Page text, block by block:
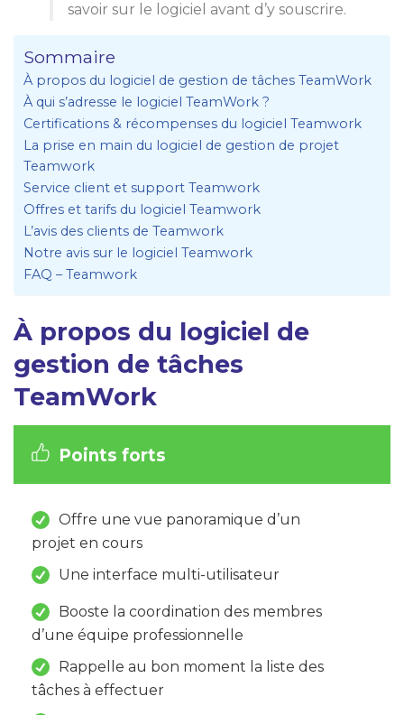
savoir sur le logiciel avant d’y souscrire.
Sommaire
À propos du logiciel de gestion de tâches TeamWork
À qui s’adresse le logiciel TeamWork ?
Certifications & récompenses du logiciel Teamwork
La prise en main du logiciel de gestion de projet
Teamwork
Service client et support Teamwork
Offres et tarifs du logiciel Teamwork
L’avis des clients de Teamwork
Notre avis sur le logiciel Teamwork
FAQ – Teamwork
À propos du logiciel de
gestion de tâches
TeamWork
Points forts
Offre une vue panoramique d’un
projet en cours
Une interface multi-utilisateur
Booste la coordination des membres
d’une équipe professionnelle
Rappelle au bon moment la liste des
tâches à effectuer